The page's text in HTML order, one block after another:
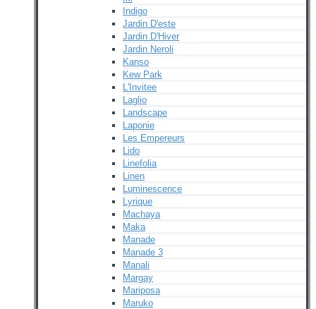
Indigo
Jardin D'este
Jardin D'Hiver
Jardin Neroli
Kanso
Kew Park
L'Invitee
Laglio
Landscape
Laponie
Les Empereurs
Lido
Linefolia
Linen
Luminescence
Lyrique
Machaya
Maka
Manade
Manade 3
Manali
Margay
Mariposa
Maruko